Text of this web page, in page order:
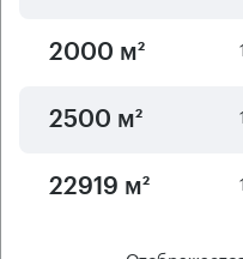
2000 м²
2500 м²
22919 м²